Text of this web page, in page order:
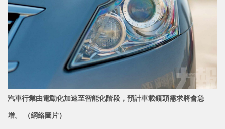
汽車行業由電動化加速至智能化階段，預計車載鏡頭需求將會急
增。 （網絡圖片）